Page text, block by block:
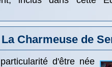
Charmeuse de
d'être née